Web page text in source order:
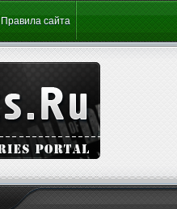
Правила сайта